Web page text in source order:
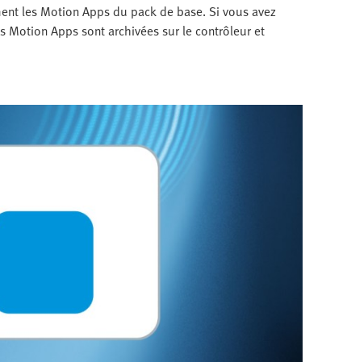
les Motion Apps du pack de base. Si vous avez
Motion Apps sont archivées sur le contrôleur et